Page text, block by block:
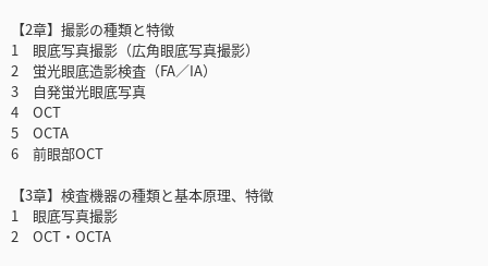
【2章】撮影の種類と特徴
1 眼底写真撮影（広角眼底写真撮影）
2 蛍光眼底造影検査（FA／IA）
3 自発蛍光眼底写真
4 OCT
5 OCTA
6 前眼部OCT
【3章】検査機器の種類と基本原理、特徴
1 眼底写真撮影
2 OCT・OCTA